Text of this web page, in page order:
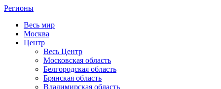
Регионы
Весь мир
Москва
Центр
Весь Центр
Московская область
Белгородская область
Брянская область
Владимирская область